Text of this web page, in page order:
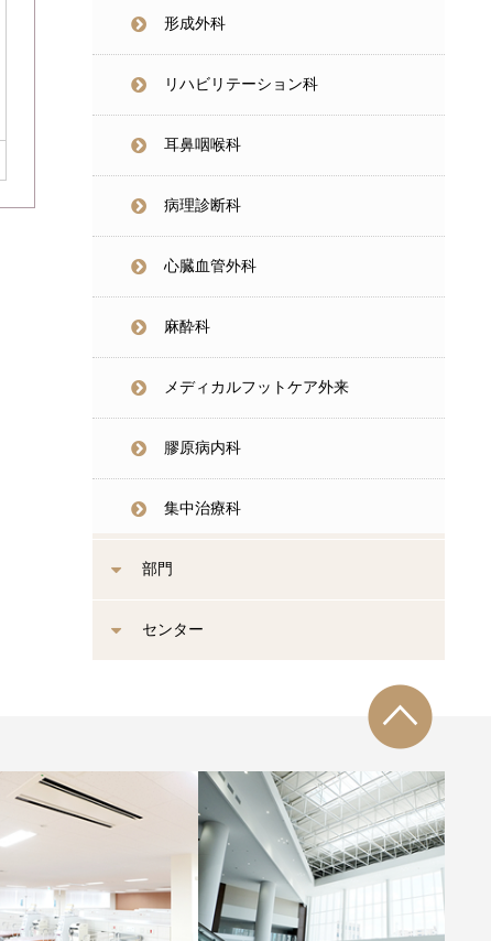
形成外科
リハビリテーション科
耳鼻咽喉科
病理診断科
心臓血管外科
麻酔科
メディカルフットケア外来
膠原病内科
集中治療科
部門
センター